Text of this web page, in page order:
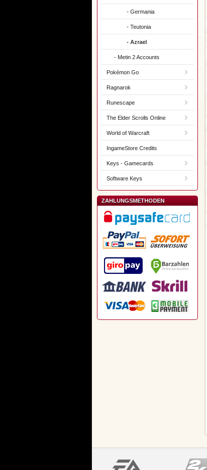
- Germania
- Teutonia
- Azrael
- Metin 2 Accounts
Pokémon Go
Ragnarok
Runescape
The Elder Scrolls Online
World of Warcraft
IngameStore Credits
Keys - Gamecards
Software Keys
ZAHLUNGSMETHODEN